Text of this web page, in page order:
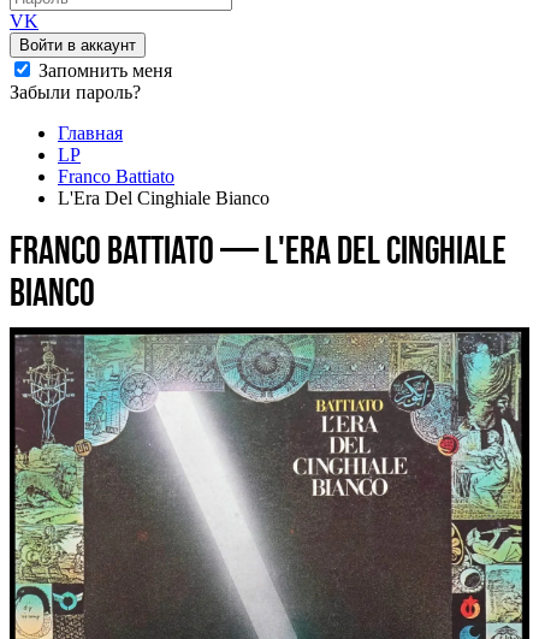
VK
Войти в аккаунт
Запомнить меня
Забыли пароль?
Главная
LP
Franco Battiato
L'Era Del Cinghiale Bianco
Franco Battiato — L'Era Del Cinghiale
Bianco